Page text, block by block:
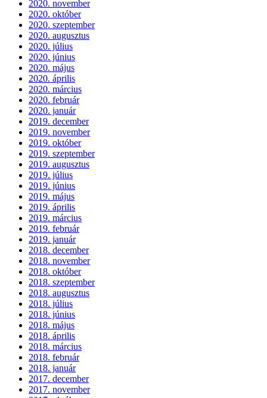
2020. november
2020. október
2020. szeptember
2020. augusztus
2020. július
2020. június
2020. május
2020. április
2020. március
2020. február
2020. január
2019. december
2019. november
2019. október
2019. szeptember
2019. augusztus
2019. július
2019. június
2019. május
2019. április
2019. március
2019. február
2019. január
2018. december
2018. november
2018. október
2018. szeptember
2018. augusztus
2018. július
2018. június
2018. május
2018. április
2018. március
2018. február
2018. január
2017. december
2017. november